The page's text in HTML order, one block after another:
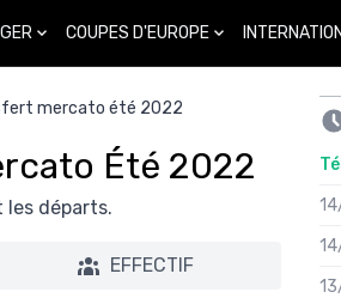
COUPES D'EUROPE
mercato été 2022
Été 2022
les départs.
EFFECTIF